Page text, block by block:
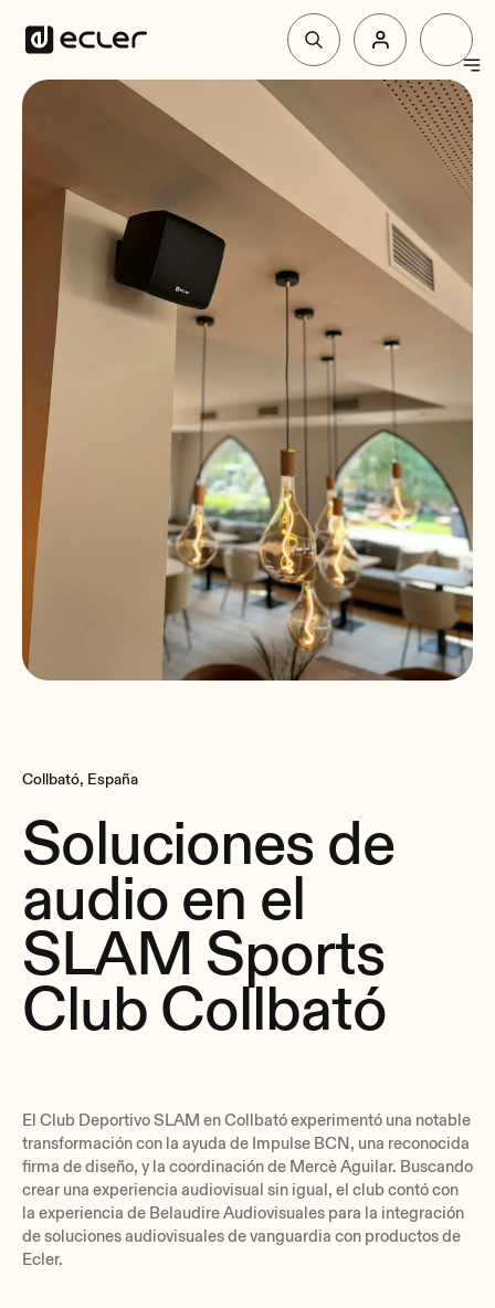
Soluciones
Por qué Ecler
Soporte y Comunidad
Collbató, España
Soluciones de
audio en el
SLAM Sports
Club Collbató
El Club Deportivo SLAM en Collbató experimentó una notable
transformación con la ayuda de Impulse BCN, una reconocida
firma de diseño, y la coordinación de Mercè Aguilar. Buscando
crear una experiencia audiovisual sin igual, el club contó con
la experiencia de Belaudire Audiovisuales para la integración
de soluciones audiovisuales de vanguardia con productos de
Ecler.